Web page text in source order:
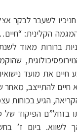
לשעבר לבקר
הקלינית:
ברורות מאוד
את מועד
להתייצב, מאחר
הגיע בכוחות
בזחל”ם הפיקוד של